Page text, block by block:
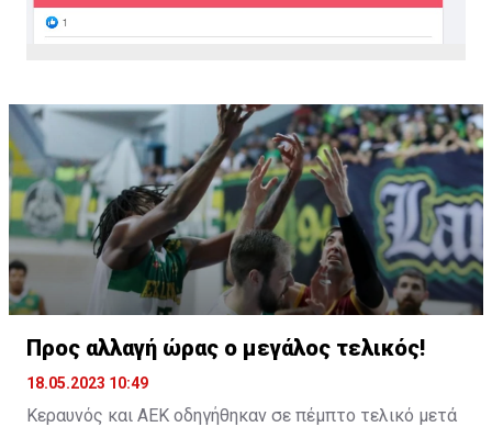
τη στιγμή που η πρόθεση της διοίκησης είναι να
συνεχίσει να πρωταγωνιστεί και να κάνει κάτι καλό
αν έρθει μία πολύ εξαιρετική πρόταση».
Προς αλλαγή ώρας ο μεγάλος τελικός!
18.05.2023 10:49
Κεραυνός και ΑΕΚ οδηγήθηκαν σε πέμπτο τελικό μετά